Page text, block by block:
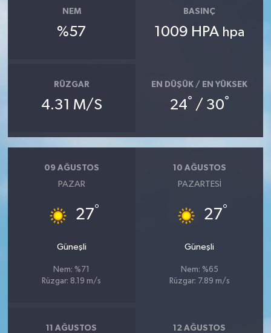
NEM
%57
BASINÇ
1009 HPA hpa
RÜZGAR
4.31 M/S
EN DÜŞÜK / EN YÜKSEK
24° / 30°
09 AĞUSTOS
PAZAR
27°
Güneşli
Nem: %71
Rüzgar: 8.19 m/s
10 AĞUSTOS
PAZARTESI
27°
Güneşli
Nem: %65
Rüzgar: 7.89 m/s
11 AĞUSTOS 12 AĞUSTOS